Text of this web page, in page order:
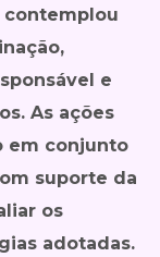
contemplou
e
As ações
em conjunto
suporte da
os
adotadas.